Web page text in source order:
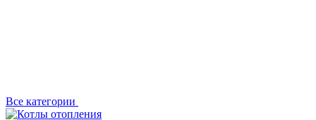
Все категории